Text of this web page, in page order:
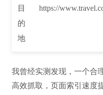
目
的
地
https://
我曾经实测发现，一个合
高效抓取，页面索引速度